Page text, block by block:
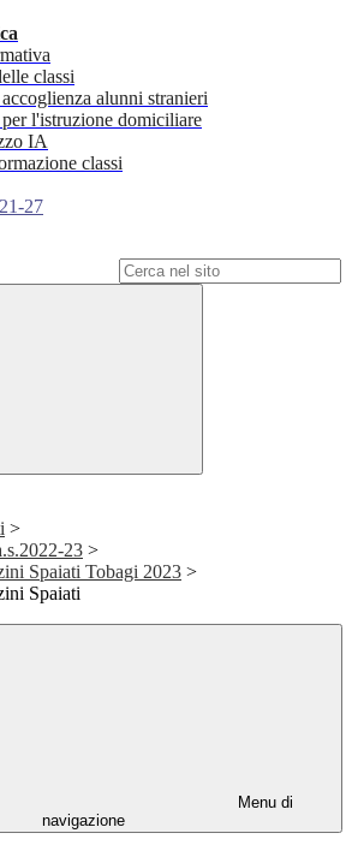
classi
alunni stranieri
l'istruzione domiciliare
IA
classi
27
>
23 >
Spaiati Tobagi 2023 >
Spaiati
Menu di
navigazione